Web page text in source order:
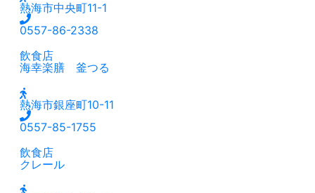
熱海市中央町11-1
0557-86-2338
飲食店
海幸楽膳 釜つる
熱海市銀座町10-11
0557-85-1755
飲食店
クレール